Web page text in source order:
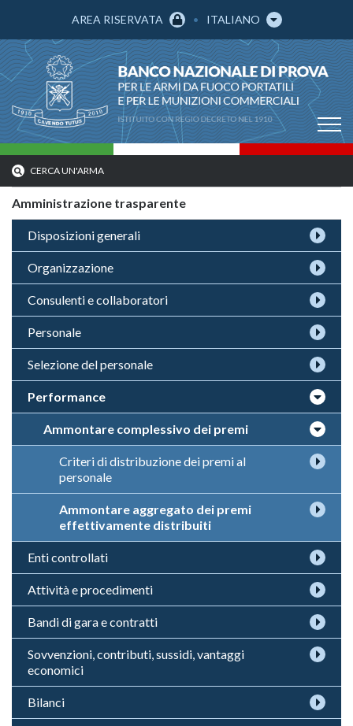
AREA RISERVATA ITALIANO
CERCA UN'ARMA
Amministrazione trasparente
Disposizioni generali
Organizzazione
Consulenti e collaboratori
Personale
Selezione del personale
Performance
Ammontare complessivo dei premi
Criteri di distribuzione dei premi al
personale
Ammontare aggregato dei premi
effettivamente distribuiti
Enti controllati
Attività e procedimenti
Bandi di gara e contratti
Sovvenzioni, contributi, sussidi, vantaggi
economici
Bilanci